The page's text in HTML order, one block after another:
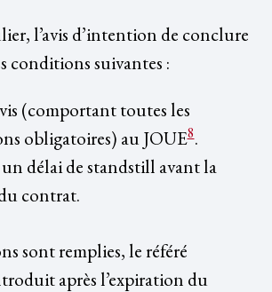
l’avis d’intention de conclure
conditions suivantes :
(comportant toutes les
obligatoires) au JOUE8.
délai de standstill avant la
contrat.
sont remplies, le référé
après l’expiration du